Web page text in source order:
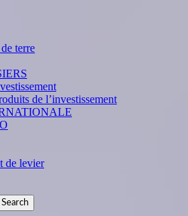
terre
de l’investissement
de levier